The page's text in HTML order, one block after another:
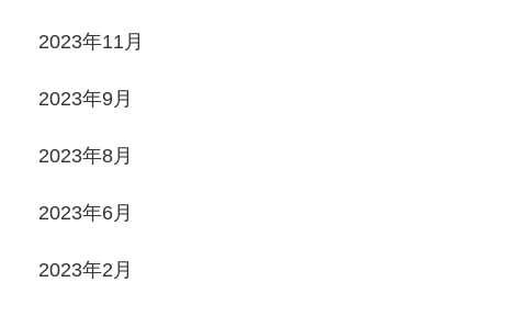
2023年11月
2023年9月
2023年8月
2023年6月
2023年2月